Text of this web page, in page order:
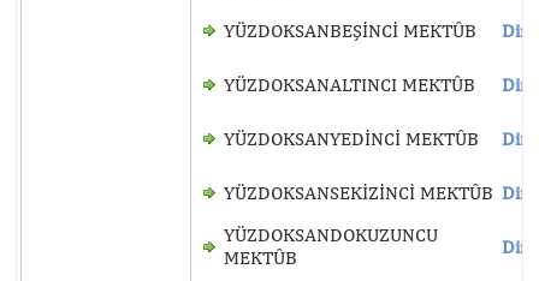
YÜZDOKSANBEŞİNCİ MEKTÛB
YÜZDOKSANALTINCI MEKTÛB
YÜZDOKSANYEDİNCİ MEKTÛB
YÜZDOKSANSEKİZİNCİ MEKTÛB
YÜZDOKSANDOKUZUNCU
MEKTÛB